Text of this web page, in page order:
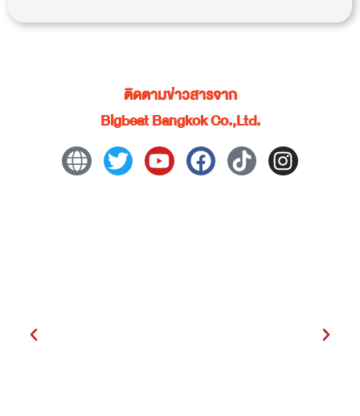
ติดตามข่าวสารจาก
Bigbeat Bangkok Co.,Ltd.